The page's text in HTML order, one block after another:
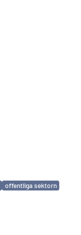
offentliga sektorn